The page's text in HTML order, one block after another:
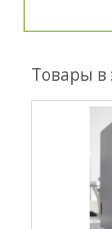
Товары в